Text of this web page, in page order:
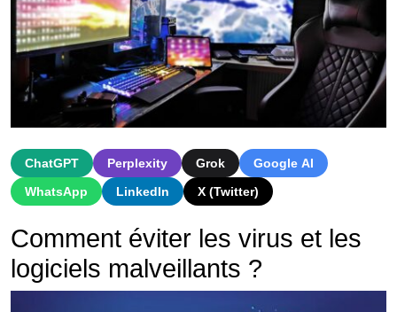
ChatGPT Perplexity Grok
Google AI
WhatsApp
LinkedIn X (Twitter)
Comment éviter les virus et les
logiciels malveillants ?